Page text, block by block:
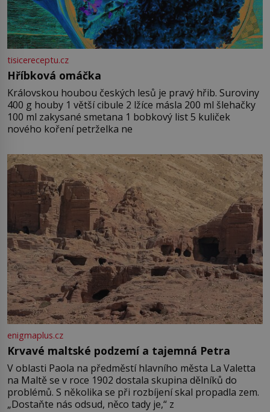
tisicereceptu.cz
Hříbková omáčka
Královskou houbou českých lesů je pravý hřib. Suroviny
400 g houby 1 větší cibule 2 lžíce másla 200 ml šlehačky
100 ml zakysané smetana 1 bobkový list 5 kuliček
nového koření petrželka ne
enigmaplus.cz
Krvavé maltské podzemí a tajemná Petra
V oblasti Paola na předměstí hlavního města La Valetta
na Maltě se v roce 1902 dostala skupina dělníků do
problémů. S několika se při rozbíjení skal propadla zem.
„Dostaňte nás odsud, něco tady je,“ z